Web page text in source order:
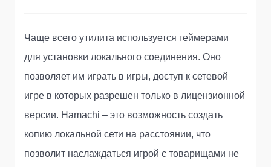
Чаще всего утилита используется геймерами
для установки локального соединения. Оно
позволяет им играть в игры, доступ к сетевой
игре в которых разрешен только в лицензионной
версии. Hamachi – это возможность создать
копию локальной сети на расстоянии, что
позволит наслаждаться игрой с товарищами не